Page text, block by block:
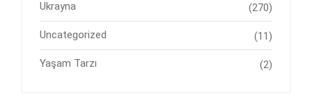
Ukrayna (270)
Uncategorized (11)
Yaşam Tarzı (2)